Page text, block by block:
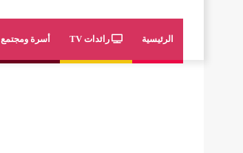
الرئيسية رائدات TV أسرة ومجتمع